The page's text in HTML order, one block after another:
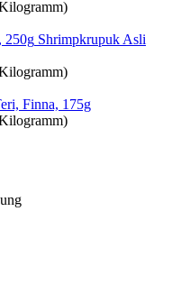
Shrimpkrupuk Asli
Finna, 175g